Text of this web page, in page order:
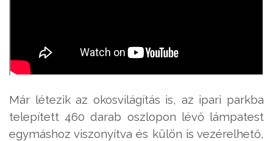
Már létezik az okosvilágítás is, az ipari parkba
telepített 460 darab oszlopon lévő lámpatest
egymáshoz viszonyítva és külön is vezérelhető,